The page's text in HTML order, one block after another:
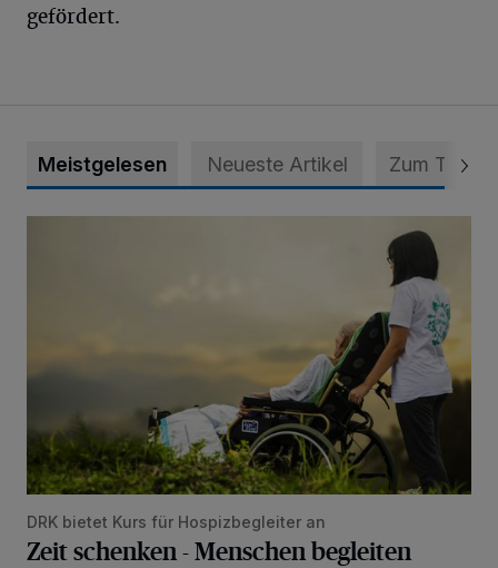
gefördert.
Meistgelesen Neueste Artikel Zum Thema
DRK bietet Kurs für Hospizbegleiter an
Zeit schenken - Menschen begleiten